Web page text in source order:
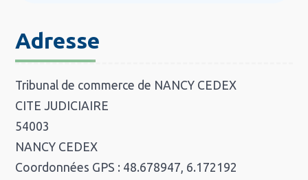
Adresse
Tribunal de commerce de NANCY CEDEX
CITE JUDICIAIRE
54003
NANCY CEDEX
Coordonnées GPS : 48.678947, 6.172192